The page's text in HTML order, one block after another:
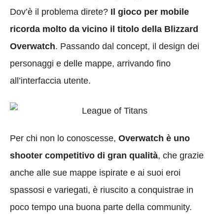
Dov’è il problema direte? Il gioco per mobile
ricorda molto da vicino il titolo della Blizzard
Overwatch. Passando dal concept, il design dei
personaggi e delle mappe, arrivando fino
all’interfaccia utente.
Per chi non lo conoscesse, Overwatch è uno
shooter competitivo di gran qualità, che grazie
anche alle sue mappe ispirate e ai suoi eroi
spassosi e variegati, è riuscito a conquistrae in
poco tempo una buona parte della community.